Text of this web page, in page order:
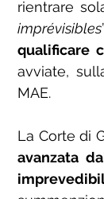
rientrare
imprévisibles
qualificare
avviate,
MAE.
La Corte di
avanzata